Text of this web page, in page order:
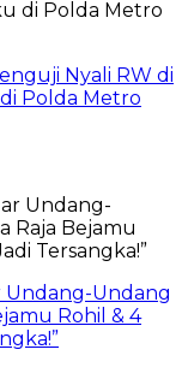
Nyali RW di
Polda Metro
Undang-Undang
Rohil & 4